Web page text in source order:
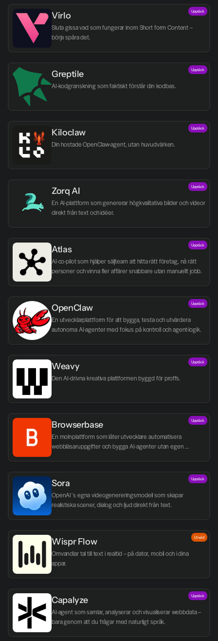
Virlo
Sluta gissa vad som fungerar inom Short form Content –
börja spåra det.
Upptäck
Greptile
AI-kodgranskning som faktiskt förstår din kodbas.
Upptäck
Kiloclaw
Din hostade OpenClaw-agent, utan huvudvärken.
Upptäck
Zorq AI
En AI-plattform som genererar högkvalitativa bilder och videor
direkt från text och idéer.
Upptäck
Atlas
AI-co-pilot som hjälper säljteam att hitta rätt företag, nå rätt
personer och vinna fler affärer snabbare utan manuellt jobb.
Upptäck
OpenClaw
En utvecklarplattform för att bygga, testa och utvärdera
autonoma AI-agenter med fokus på kontroll och agent-logik.
Upptäck
Weavy
Den AI-drivna kreativa plattformen byggd för proffs.
Upptäck
Browserbase
En molnplattform som låter utvecklare automatisera
webbläsaruppgifter och bygga AI-agenter utan egen
Upptäck
Sora
OpenAI´s egna videogenereringsmodell som skapar
realistiska scener, dialog och ljud direkt från text.
Upptäck
Wispr Flow
Omvandlar tal till text i realtid – på dator, mobil och i dina
appar.
Utvald
Capalyze
AI-agent som samlar, analyserar och visualiserar webbdata –
bara genom att du frågar med naturligt språk.
Upptäck